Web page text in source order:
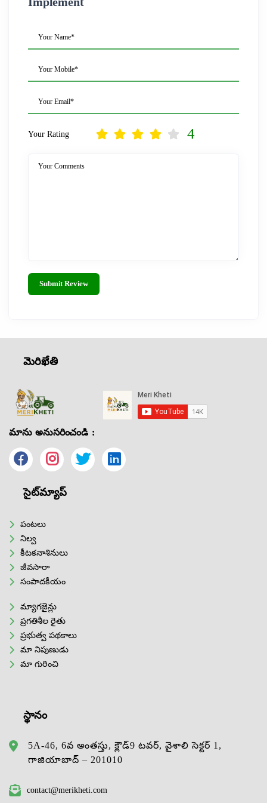
Your Name*
Your Mobile*
Your Email*
Your Rating 4
Your Comments
Submit Review
మెరిఖేతి
మాను అనుసరించండి :
సైట్‌మ్యాప్
పంటలు
నిల్వ
కీటకనాశినులు
జీవసారా
సంపాదకీయం
మ్యాగజైన్లు
ప్రగతిశీల రైతు
ప్రభుత్వ పథకాలు
మా నిపుణుడు
మా గురించి
స్థానం
5A-46, 6వ అంతస్తు, క్లౌడ్9 టవర్, వైశాలి సెక్టర్ 1,
గాజియాబాద్ – 201010
contact@merikheti.com